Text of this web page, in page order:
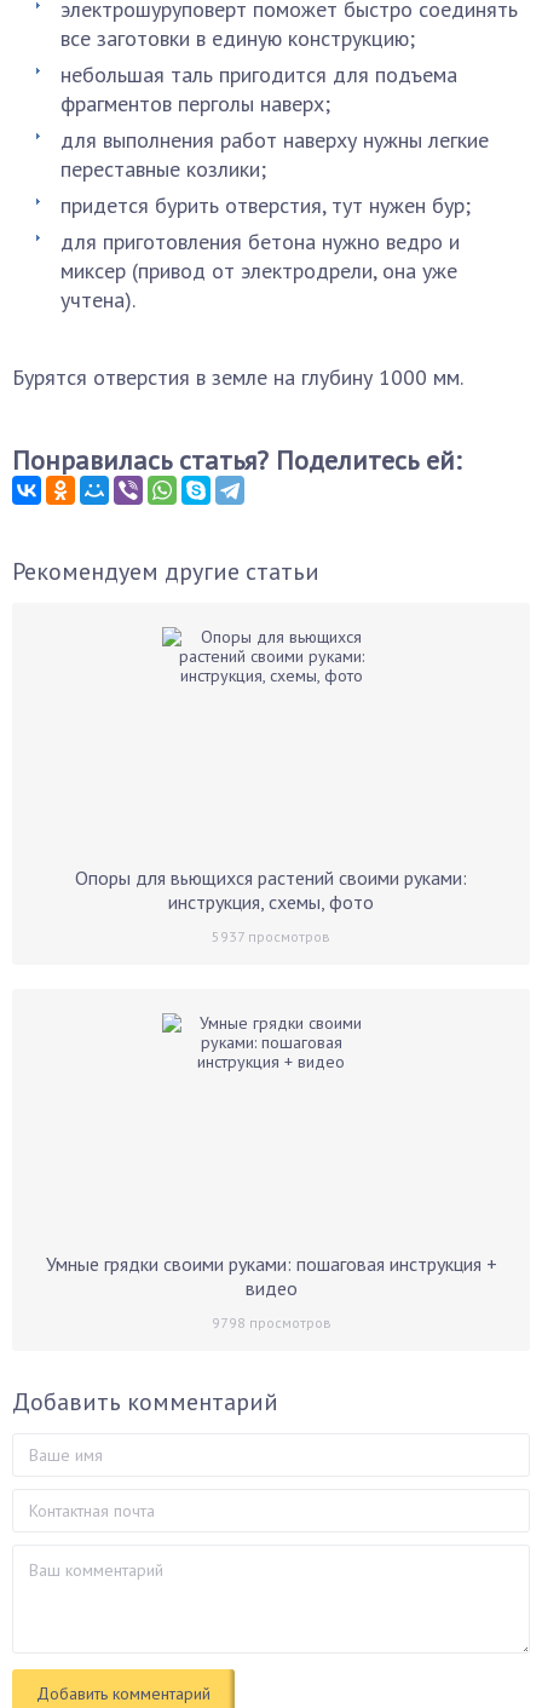
электрошуруповерт поможет быстро соединять
все заготовки в единую конструкцию;
небольшая таль пригодится для подъема
фрагментов перголы наверх;
для выполнения работ наверху нужны легкие
переставные козлики;
придется бурить отверстия, тут нужен бур;
для приготовления бетона нужно ведро и
миксер (привод от электродрели, она уже
учтена).
Бурятся отверстия в земле на глубину 1000 мм.
Понравилась статья? Поделитесь ей:
Рекомендуем другие статьи
Опоры для вьющихся растений своими руками:
инструкция, схемы, фото
5937 просмотров
Умные грядки своими руками: пошаговая инструкция +
видео
9798 просмотров
Добавить комментарий